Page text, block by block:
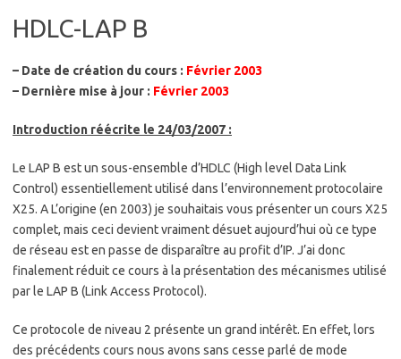
HDLC-LAP B
– Date de création du cours : Février 2003
– Dernière mise à jour : Février 2003
Introduction réécrite le 24/03/2007 :
Le LAP B est un sous-ensemble d’HDLC (High level Data Link
Control) essentiellement utilisé dans l’environnement protocolaire
X25. A L’origine (en 2003) je souhaitais vous présenter un cours X25
complet, mais ceci devient vraiment désuet aujourd’hui où ce type
de réseau est en passe de disparaître au profit d’IP. J’ai donc
finalement réduit ce cours à la présentation des mécanismes utilisé
par le LAP B (Link Access Protocol).
Ce protocole de niveau 2 présente un grand intérêt. En effet, lors
des précédents cours nous avons sans cesse parlé de mode